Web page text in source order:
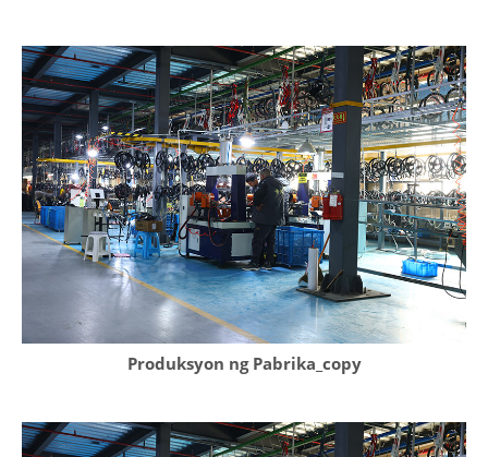
Produksyon ng Pabrika_copy